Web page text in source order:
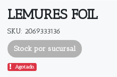
LEMURES FOIL
SKU: 2069333136
Stock por sucursal
Agotado.